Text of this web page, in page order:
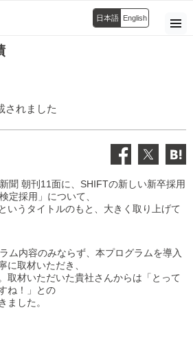
日本語 English
されました
聞 朝刊11面に、SHIFTの新しい新卒採用
定採用」について、
いうタイトルのもと、大きく取り上げて
ム内容のみならず、本プログラムを導入
に取材いただき、
取材いただいた貴社さんからは「とって
ね！」との
ました。